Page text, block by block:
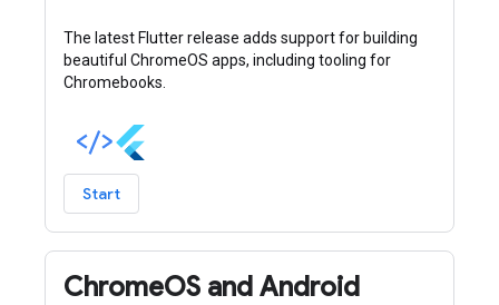
The latest Flutter release adds support for building
beautiful ChromeOS apps, including tooling for
Chromebooks.
Start
ChromeOS and Android